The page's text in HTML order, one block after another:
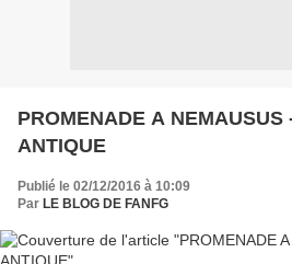
PROMENADE A NEMAUSUS
ANTIQUE
Publié le 02/12/2016 à 10:09
Par LE BLOG DE FANFG